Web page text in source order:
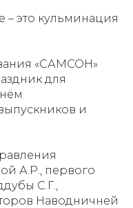
– это кульминация
«САМСОН»
для
и
А.Р., первого
С.Г.,
Наводничней